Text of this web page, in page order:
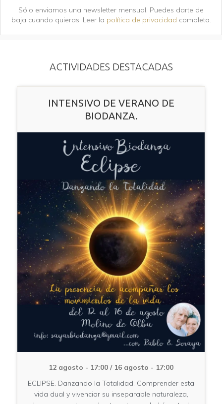
Sólo enviamos una newsletter mensual. Puedes darte de
baja cuando quieras. Leer la política de privacidad completa.
ACTIVIDADES DESTACADAS
INTENSIVO DE VERANO DE
BIODANZA.
12 agosto - 17:00 / 16 agosto - 17:00
ECLIPSE. Danzando la Totalidad. Comprender esta
vida dual y vivenciar su inseparable naturaleza,